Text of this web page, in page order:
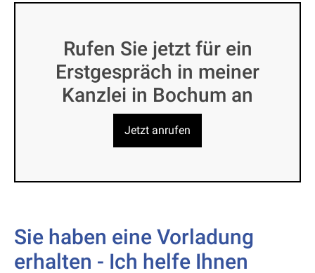
Rufen Sie jetzt für ein
Erstgespräch in meiner
Kanzlei in Bochum an
Jetzt anrufen
Sie haben eine Vorladung
erhalten - Ich helfe Ihnen